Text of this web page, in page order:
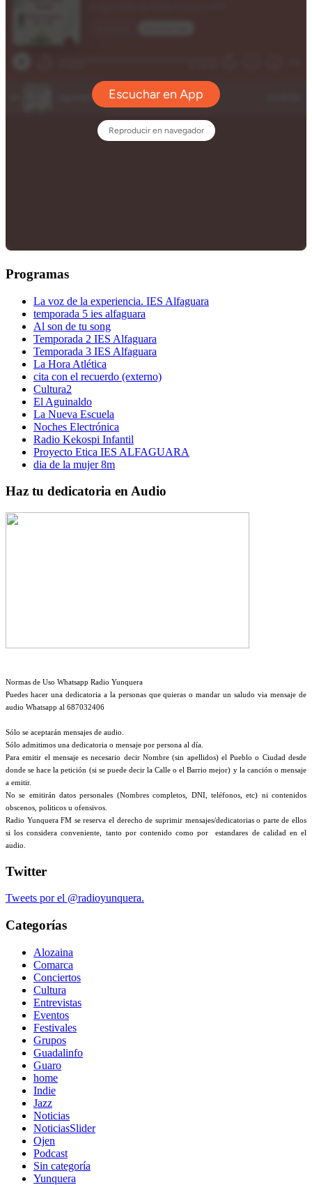
Programas
La voz de la experiencia. IES Alfaguara
temporada 5 ies alfaguara
Al son de tu song
Temporada 2 IES Alfaguara
Temporada 3 IES Alfaguara
La Hora Atlética
cita con el recuerdo (externo)
Cultura2
El Aguinaldo
La Nueva Escuela
Noches Electrónica
Radio Kekospi Infantil
Proyecto Etica IES ALFAGUARA
dia de la mujer 8m
Haz tu dedicatoria en Audio
Normas de Uso Whatsapp Radio Yunquera
Puedes hacer una dedicatoria a la personas que quieras o mandar un saludo via mensaje de
audio Whatsapp al 687032406
Sólo se aceptarán mensajes de audio.
Sólo admitimos una dedicatoria o mensaje por persona al día.
Para emitir el mensaje es necesario decir Nombre (sin apellidos) el Pueblo o Ciudad desde
donde se hace la petición (si se puede decir la Calle o el Barrio mejor) y la canción o mensaje
a emitir.
No se emitirán datos personales (Nombres completos, DNI, teléfonos, etc) ni contenidos
obscenos, politicos u ofensivos.
Radio Yunquera FM se reserva el derecho de suprimir mensajes/dedicatorias o parte de ellos
si los considera conveniente, tanto por contenido como por estandares de calidad en el
audio.
Twitter
Tweets por el @radioyunquera.
Categorías
Alozaina
Comarca
Conciertos
Cultura
Entrevistas
Eventos
Festivales
Grupos
Guadalinfo
Guaro
home
Indie
Jazz
Noticias
NoticiasSlider
Ojen
Podcast
Sin categoría
Yunquera